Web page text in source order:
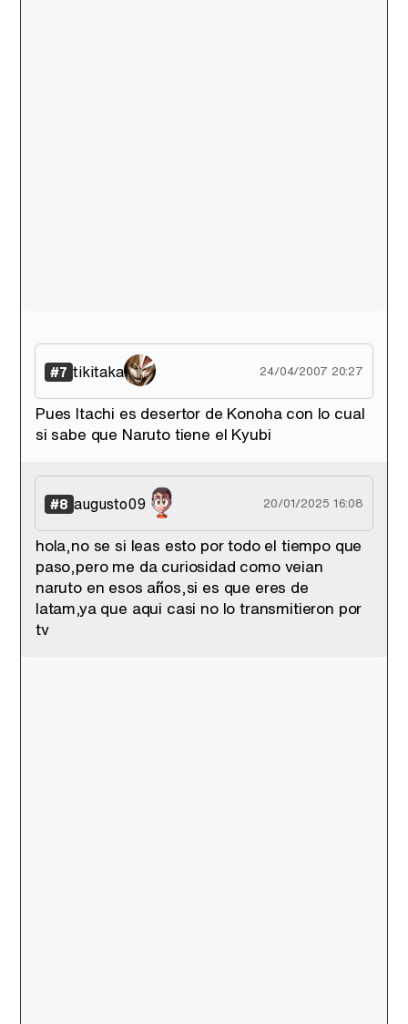
#7 tikitaka 24/04/2007 20:27
Pues Itachi es desertor de Konoha con lo cual
si sabe que Naruto tiene el Kyubi
#8 augusto09 20/01/2025 16:08
hola,no se si leas esto por todo el tiempo que
paso,pero me da curiosidad como veian
naruto en esos años,si es que eres de
latam,ya que aqui casi no lo transmitieron por
tv